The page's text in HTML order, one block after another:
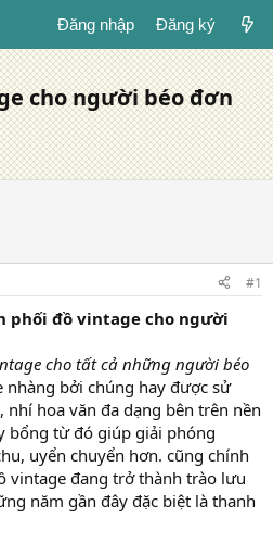
Đăng nhập Đăng ký
cho người béo đơn
#1
phối đồ vintage cho người
cho tất cả những người béo
nhàng bởi chúng hay được sử
hoa văn đa dạng bên trên nền
bổng từ đó giúp giải phóng
uyển chuyển hơn. cũng chính
vintage đang trở thành trào lưu
năm gần đây đặc biệt là thanh